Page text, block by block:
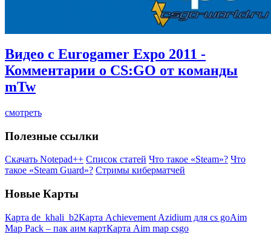
Видео c Eurogamer Expo 2011 -
Комментарии о CS:GO от команды
mTw
смотреть
Полезные ссылки
Скачать Notepad++ Список статей Что такое «Steam»? Что
такое «Steam Guard»? Стримы киберматчей
Новые Карты
Карта de_khali_b2Карта Achievement Azidium для cs goAim
Map Pack – пак аим картКарта Aim map csgo